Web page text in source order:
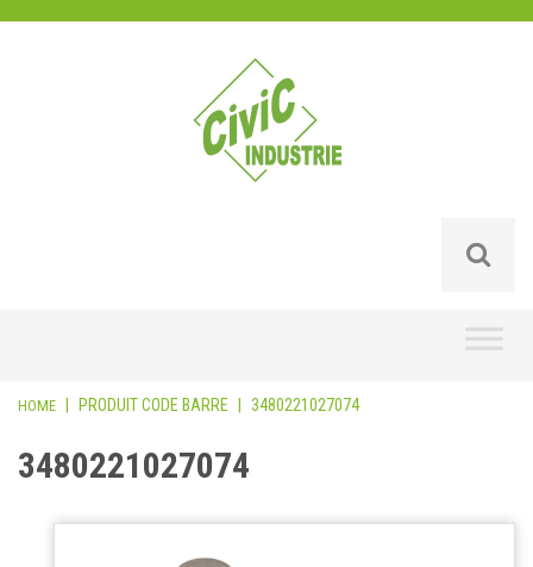
HOME PRODUIT CODE BARRE 3480221027074
3480221027074